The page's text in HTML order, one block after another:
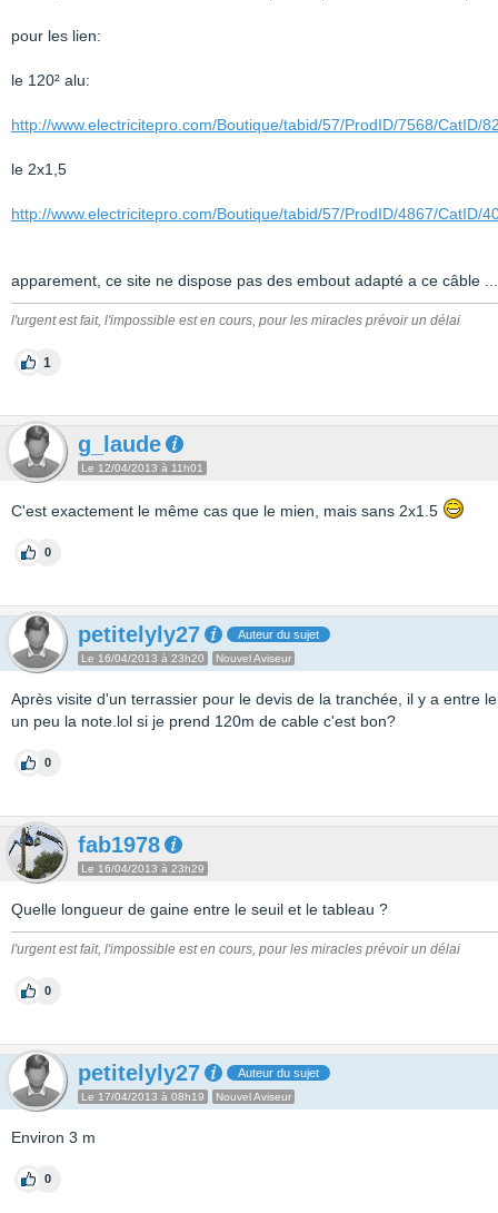
pour les lien:
le 120² alu:
http://www.electricitepro.com/Boutique/tabid/57/ProdID/7568/CatID/
le 2x1,5
http://www.electricitepro.com/Boutique/tabid/57/ProdID/4867/CatID/
apparement, ce site ne dispose pas des embout adapté a ce câble
l'urgent est fait, l'impossible est en cours, pour les miracles prévoir un délai
1
g_laude
Le 12/04/2013 à 11h01
C'est exactement le même cas que le mien, mais sans 2x1.5
0
petitelyly27 Auteur du sujet
Le 16/04/2013 à 23h20 Nouvel Aviseur
Après visite d'un terrassier pour le devis de la tranchée, il y a entre
un peu la note.lol si je prend 120m de cable c'est bon?
0
fab1978
Le 16/04/2013 à 23h29
Quelle longueur de gaine entre le seuil et le tableau ?
l'urgent est fait, l'impossible est en cours, pour les miracles prévoir un délai
0
petitelyly27 Auteur du sujet
Le 17/04/2013 à 08h19 Nouvel Aviseur
Environ 3 m
0